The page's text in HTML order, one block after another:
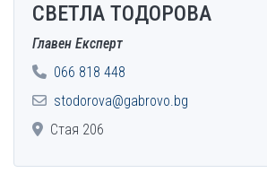
СВЕТЛА ТОДОРОВА
Главен Експерт
066 818 448
stodorova@gabrovo.bg
Стая 206